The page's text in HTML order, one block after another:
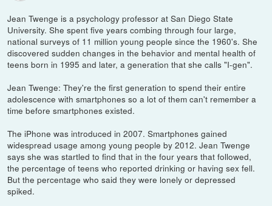
Jean Twenge is a psychology professor at San Diego State
University. She spent five years combing through four large,
national surveys of 11 million young people since the 1960's. She
discovered sudden changes in the behavior and mental health of
teens born in 1995 and later, a generation that she calls "I-gen".
Jean Twenge: They're the first generation to spend their entire
adolescence with smartphones so a lot of them can't remember a
time before smartphones existed.
The iPhone was introduced in 2007. Smartphones gained
widespread usage among young people by 2012. Jean Twenge
says she was startled to find that in the four years that followed,
the percentage of teens who reported drinking or having sex fell.
But the percentage who said they were lonely or depressed
spiked.